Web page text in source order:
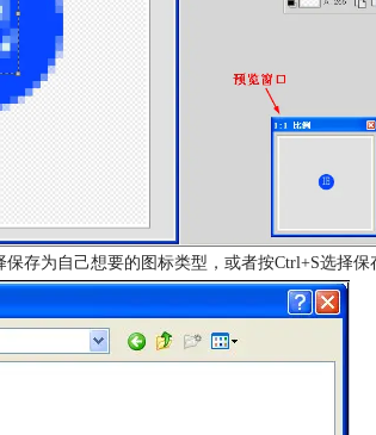
存为自己想要的图标类型，或者按Ctrl+S选择